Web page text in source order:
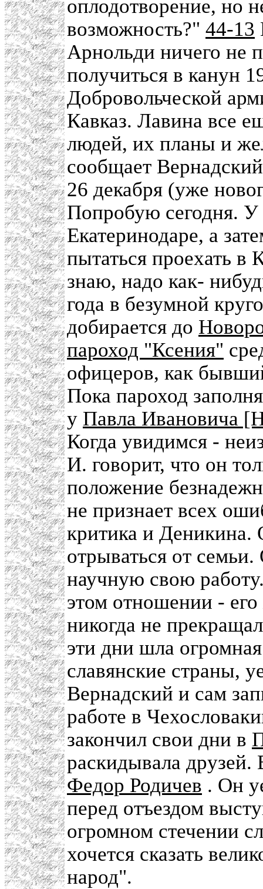
оплодотворение, но
возможность?" 44-13
Арнольди ничего не
получиться в канун
Добровольческой
Кавказ. Лавина все
людей, их планы и
сообщает
26 декабря (уже
Попробую сегодня. У
Екатеринодаре, а
пытаться проехать в
знаю, надо как-
года в безумной
добирается до
пароход "Ксения"
офицеров, как
Пока пароход
у Павла Ивановича
Когда увидимся -
И. говорит, что он
положение
не признает всех
критика и Деникина.
отрываться от
научную свою
этом отношении -
никогда не
эти дни шла
славянские страны,
Вернадский и сам
работе в
закончил свои дни в
раскидывала
Федор Родичев . Он
перед отъездом
огромном стечении
хочется сказать
народ".